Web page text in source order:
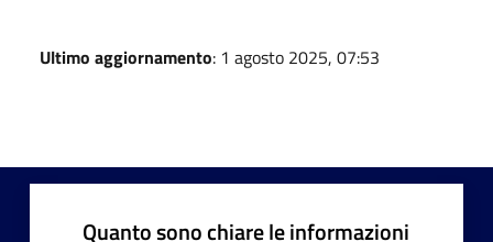
Ultimo aggiornamento: 1 agosto 2025, 07:53
Quanto sono chiare le informazioni